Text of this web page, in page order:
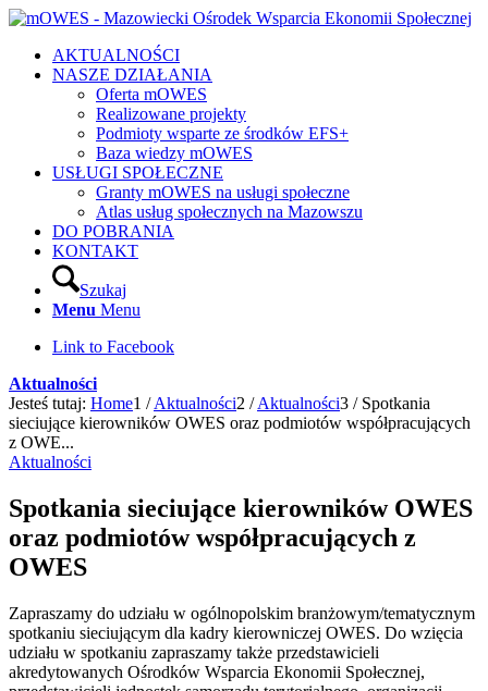
AKTUALNOŚCI
NASZE DZIAŁANIA
Oferta mOWES
Realizowane projekty
Podmioty wsparte ze środków EFS+
Baza wiedzy mOWES
USŁUGI SPOŁECZNE
Granty mOWES na usługi społeczne
Atlas usług społecznych na Mazowszu
DO POBRANIA
KONTAKT
Szukaj
Menu Menu
Link to Facebook
Aktualności
Jesteś tutaj: Home1 / Aktualności2 / Aktualności3 / Spotkania
sieciujące kierowników OWES oraz podmiotów współpracujących
z OWE...
Aktualności
Spotkania sieciujące kierowników OWES
oraz podmiotów współpracujących z
OWES
Zapraszamy do udziału w ogólnopolskim branżowym/tematycznym
spotkaniu sieciującym dla kadry kierowniczej OWES. Do wzięcia
udziału w spotkaniu zapraszamy także przedstawicieli
akredytowanych Ośrodków Wsparcia Ekonomii Społecznej,